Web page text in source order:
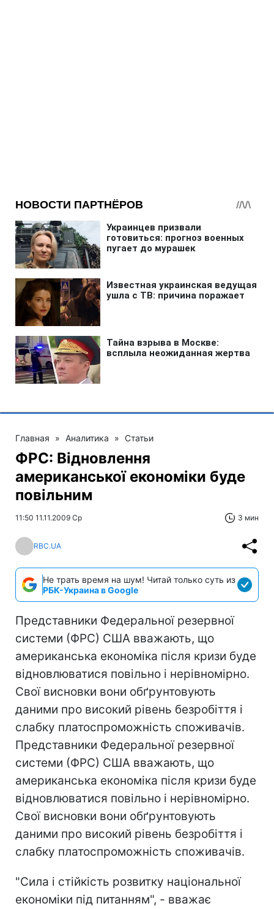
Главная » Аналитика » Статьи
ФРС: Відновлення
американської економіки буде
повільним
11:50 11.11.2009 Ср 3 мин
RBC.UA
Не трать время на шум! Читай только суть из
РБК-Украина в Google
Представники Федеральної резервної
системи (ФРС) США вважають, що
американська економіка після кризи буде
відновлюватися повільно і нерівномірно.
Свої висновки вони обґрунтовують
даними про високий рівень безробіття і
слабку платоспроможність споживачів.
Представники Федеральної резервної
системи (ФРС) США вважають, що
американська економіка після кризи буде
відновлюватися повільно і нерівномірно.
Свої висновки вони обґрунтовують
даними про високий рівень безробіття і
слабку платоспроможність споживачів.
"Сила і стійкість розвитку національної
економіки під питанням", - вважає